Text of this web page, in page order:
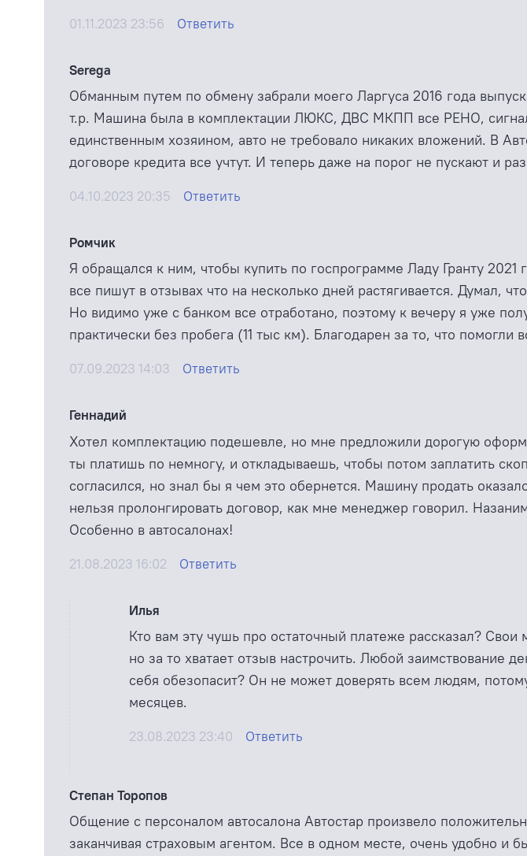
01.11.2023 23:56 Ответить
Serega
Обманным путем по обмену забрали моего Ларгуса 2016 года
т.р. Машина была в комплектации ЛЮКС, ДВС МКПП все РЕНО,
единственным хозяином, авто не требовало никаких вложений. В
договоре кредита все учтут. И теперь даже на порог не пускают и
04.10.2023 20:35 Ответить
Ромчик
Я обращался к ним, чтобы купить по госпрограмме Ладу Гранту
все пишут в отзывах что на несколько дней растягивается. Думал,
Но видимо уже с банком все отработано, поэтому к вечеру я уже
практически без пробега (11 тыс км). Благодарен за то, что помогли
07.09.2023 14:03 Ответить
Геннадий
Хотел комплектацию подешевле, но мне предложили дорогую
ты платишь по немногу, и откладываешь, чтобы потом заплатить
согласился, но знал бы я чем это обернется. Машину продать
нельзя пролонгировать договор, как мне менеджер говорил.
Особенно в автосалонах!
21.08.2023 16:02 Ответить
Илья
Кто вам эту чушь про остаточный платеже рассказал?
но за то хватает отзыв настрочить. Любой заимствование
себя обезопасит? Он не может доверять всем людям,
месяцев.
23.08.2023 23:40 Ответить
Степан Торопов
Общение с персоналом автосалона Автостар произвело
заканчивая страховым агентом. Все в одном месте, очень удобно